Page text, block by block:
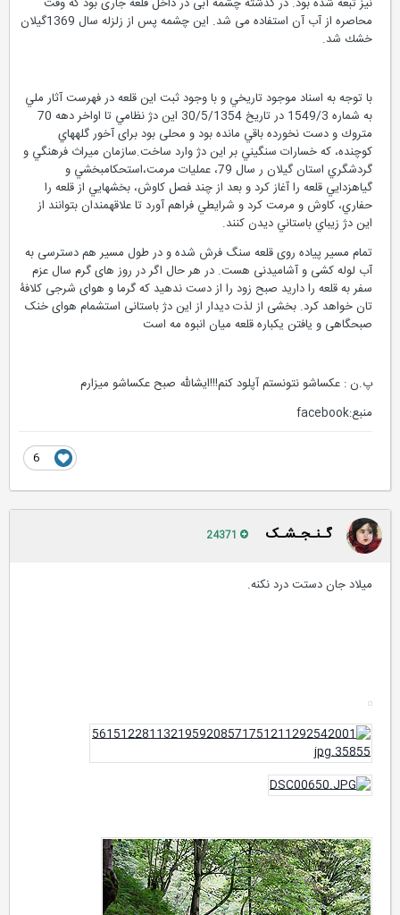
محاصره از آب آن استفاده می شد. این چشمه پس از زلزله سال 1369گیلان
خشك شد.
با توجه به اسناد موجود تاريخي و با وجود ثبت اين قلعه در فهرست آثار ملي
به شماره 1549/3 در تاريخ 30/5/1354 اين دژ نظامي تا اواخر دهه 70
متروك و دست نخورده باقي مانده بود و محلی بود برای آخور گلههاي
كوچنده، که خسارات سنگيني بر اين دژ وارد ساخت.سازمان ميراث فرهنگي و
گردشگري استان گيلان ر سال 79، عمليات مرمت،استحكامبخشي و
گياهزدايي قلعه را آغاز كرد و بعد از چند فصل كاوش، بخشهايي از قلعه را
حفاري، كاوش و مرمت کرد و شرايطي فراهم آورد تا علاقهمندان بتوانند از
اين دژ زيباي باستاني ديدن كنند.
تمام مسیر پیاده روی قلعه سنگ فرش شده و در طول مسیر هم دسترسی به
آب لوله کشی و آشامیدنی هست. در هر حال اگر در روز های گرم سال عزم
سفر به قلعه را دارید صبح زود را از دست ندهید که گرما و هوای شرجی کلافۀ
تان خواهد کرد. بخشی از لذت دیدار از این دژ باستانی استشمام هوای خنک
صبحگاهی و یافتن یکباره قلعه میان انبوه مه است
پ.ن : عكساشو نتونستم آپلود كنم!!!ايشالله صبح عكساشو ميزارم
منبع:facebook
گـنـجـشـک
میلاد جان دستت درد نکنه.